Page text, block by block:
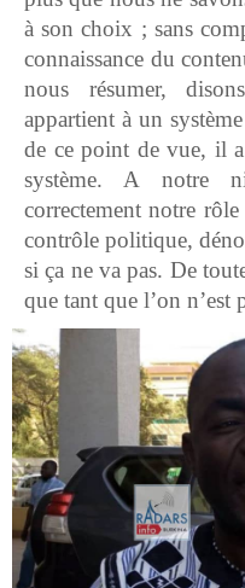
à son choix ; sans
connaissance du
nous résumer,
appartient à un
de ce point de vue, il
système. A notre
correctement notre
contrôle politique,
si ça ne va pas. De
que tant que l’on n’est